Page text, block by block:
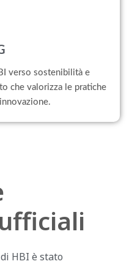
verso sostenibilità e
che valorizza le pratiche
HBI è stato